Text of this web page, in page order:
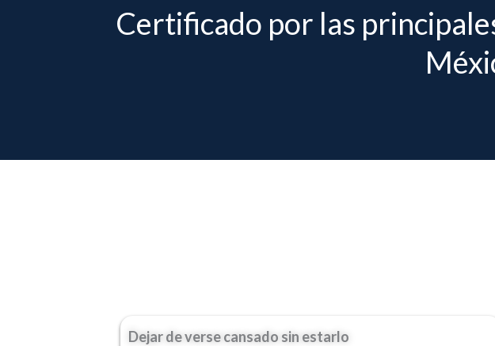
Certificado por las
Dejar de verse cansado sin estarlo